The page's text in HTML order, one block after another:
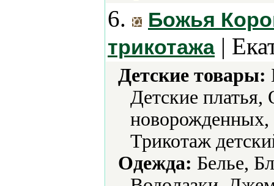
6.
Божья
трикотажа|
Детские товары:
Детские
новорожденных,
Трикотаж
Одежда: Белье,